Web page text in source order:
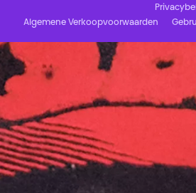
Algemene Verkoopvoorwaarden